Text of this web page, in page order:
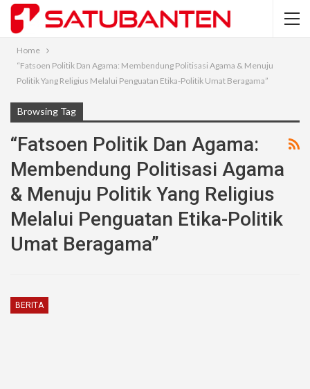
Home
“Fatsoen Politik Dan Agama: Membendung Politisasi Agama & Menuju
Politik Yang Religius Melalui Penguatan Etika-Politik Umat Beragama”
Browsing Tag
“Fatsoen Politik Dan Agama:
Membendung Politisasi Agama
& Menuju Politik Yang Religius
Melalui Penguatan Etika-Politik
Umat Beragama”
BERITA